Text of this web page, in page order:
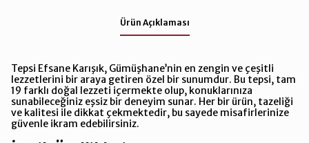
Ürün Açıklaması
Tepsi Efsane Karışık, Gümüşhane’nin en zengin ve çeşitli
lezzetlerini bir araya getiren özel bir sunumdur. Bu tepsi, tam
19 farklı doğal lezzeti içermekte olup, konuklarınıza
sunabileceğiniz eşsiz bir deneyim sunar. Her bir ürün, tazeliği
ve kalitesi ile dikkat çekmektedir, bu sayede misafirlerinize
güvenle ikram edebilirsiniz.